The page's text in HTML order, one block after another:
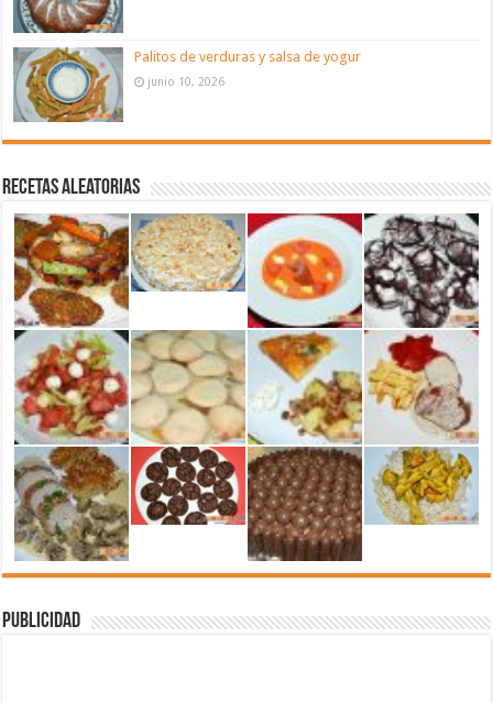
Palitos de verduras y salsa de yogur
junio 10, 2026
Recetas aleatorias
Publicidad